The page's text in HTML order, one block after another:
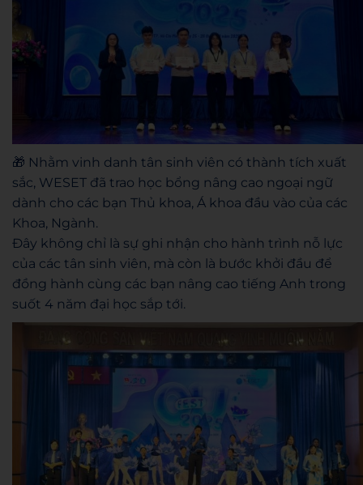
🎁 Nhằm vinh danh tân sinh viên có thành tích xuất
sắc, WESET đã trao học bổng nâng cao ngoại ngữ
dành cho các bạn Thủ khoa, Á khoa đầu vào của các
Khoa, Ngành.
Đây không chỉ là sự ghi nhận cho hành trình nỗ lực
của các tân sinh viên, mà còn là bước khởi đầu để
đồng hành cùng các bạn nâng cao tiếng Anh trong
suốt 4 năm đại học sắp tới.